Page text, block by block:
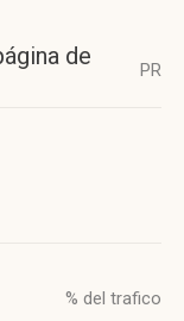
de
PR
% del trafico